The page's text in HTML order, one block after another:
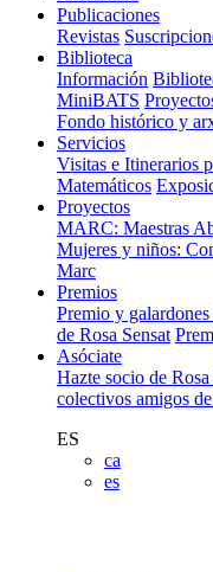
Publicaciones
Revistas
Biblioteca
Información
MiniBATS
Fondo histórico y
Servicios
Visitas e Itinerarios
Matemáticos
Proyectos
MARC: Maestras
Mujeres y niños:
Marc
Premios
Premio y
de Rosa Sensat
Asóciate
Hazte socio de Rosa
colectivos amigos
ES
ca
es